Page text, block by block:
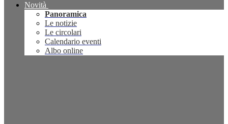
Novità
Panoramica
Le notizie
Le circolari
Calendario eventi
Albo online